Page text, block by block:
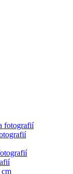
fotografií